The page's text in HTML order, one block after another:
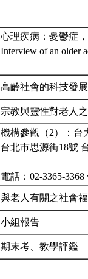
心理疾病：憂鬱症
Interview of an older
高齡社會的科技發
宗教與靈性對老人
機構參觀（2）：台
台北市思源街18號
電話：02-3365-
與老人有關之社會
小組報告
期末考、教學評鑑